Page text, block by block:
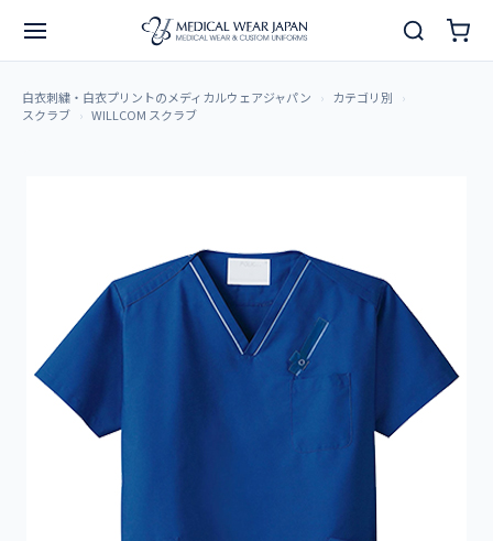
白衣刺繍・白衣プリントのメディカルウェアジャパン
カテゴリ別
スクラブ
WILLCOM スクラブ